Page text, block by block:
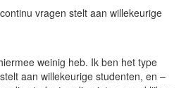
vragen stelt aan willekeurige
weinig heb. Ik ben het type
aan willekeurige studenten, en –